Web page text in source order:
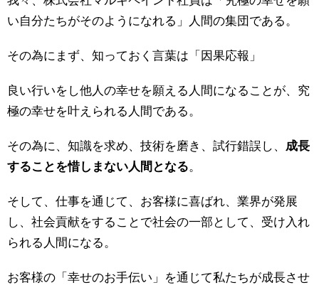
い自分たちがそのようになれる」人間の集団である。
その為にまず、知っておく言葉は「因果応報」
良い行いをし他人の幸せを願える人間になることが、究
極の幸せを叶えられる人間である。
その為に、知識を求め、技術を磨き、試行錯誤し、 成長
することを惜しまない人間となる。
そして、仕事を通じて、お客様に喜ばれ、業界が発展
し、社会貢献をすることで社会の一部として、受け入れ
られる人間になる。
お客様の「幸せのお手伝い」を通じて私たちが成長させ